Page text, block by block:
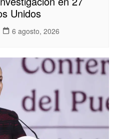
Unidos
6 agosto, 2026